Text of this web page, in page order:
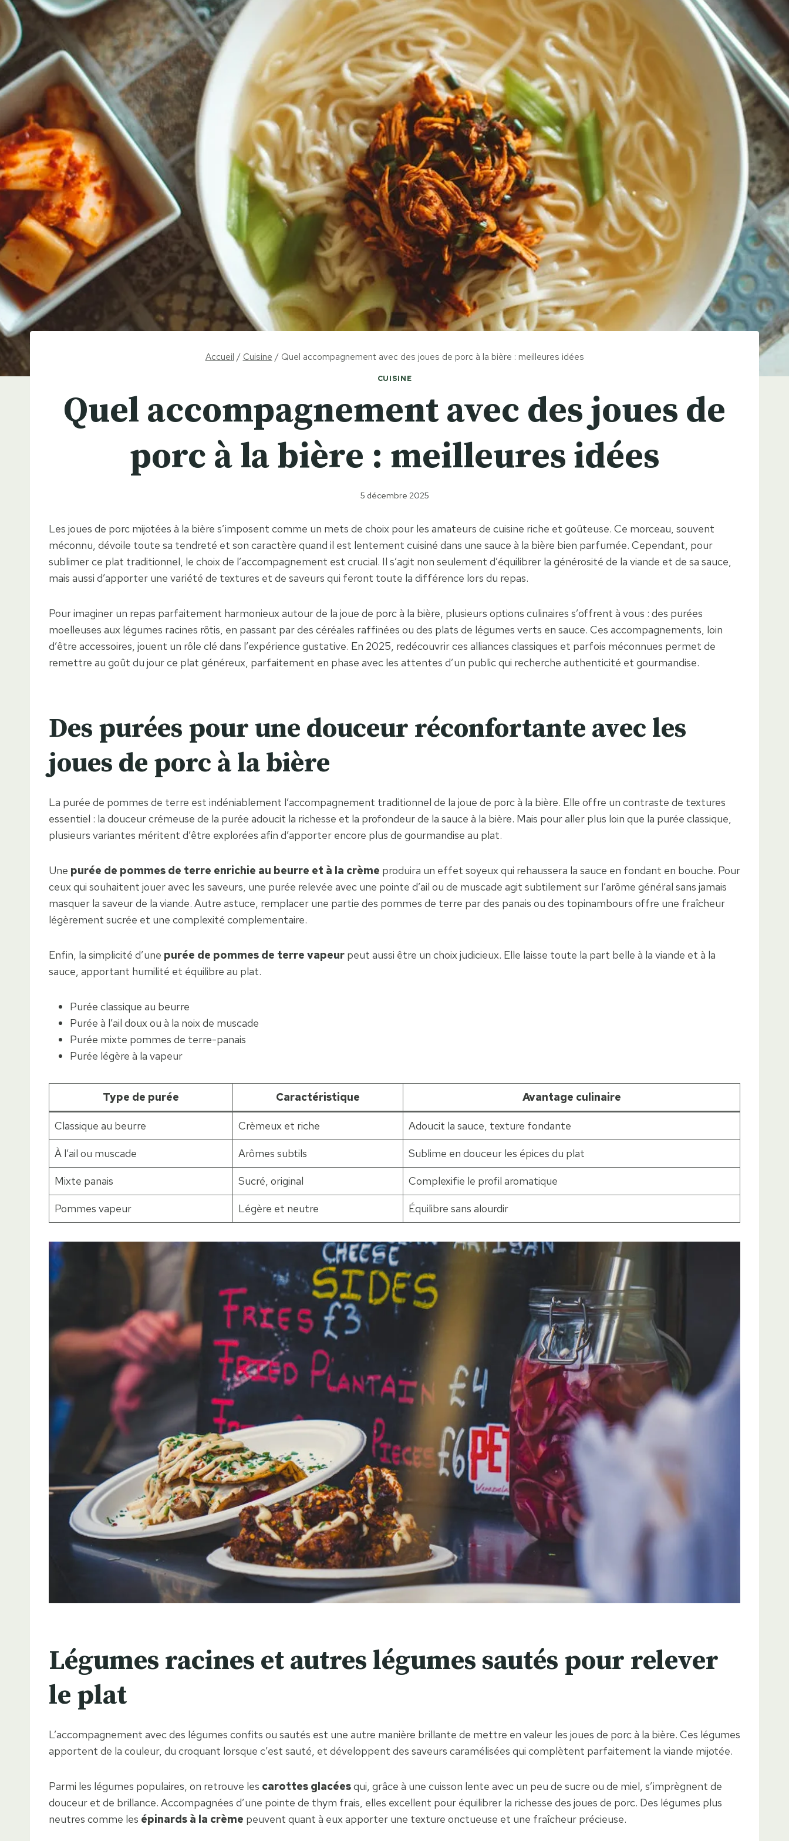
Accueil / Cuisine / Quel accompagnement avec des joues de porc à la bière : meilleures idées
CUISINE
Quel accompagnement avec des joues de
porc à la bière : meilleures idées
5 décembre 2025
Les joues de porc mijotées à la bière s’imposent comme un mets de choix pour les amateurs de cuisine riche et goûteuse. Ce morceau, souvent
méconnu, dévoile toute sa tendreté et son caractère quand il est lentement cuisiné dans une sauce à la bière bien parfumée. Cependant, pour
sublimer ce plat traditionnel, le choix de l’accompagnement est crucial. Il s’agit non seulement d’équilibrer la générosité de la viande et de sa sauce,
mais aussi d’apporter une variété de textures et de saveurs qui feront toute la différence lors du repas.
Pour imaginer un repas parfaitement harmonieux autour de la joue de porc à la bière, plusieurs options culinaires s’offrent à vous : des purées
moelleuses aux légumes racines rôtis, en passant par des céréales raffinées ou des plats de légumes verts en sauce. Ces accompagnements, loin
d’être accessoires, jouent un rôle clé dans l’expérience gustative. En 2025, redécouvrir ces alliances classiques et parfois méconnues permet de
remettre au goût du jour ce plat généreux, parfaitement en phase avec les attentes d’un public qui recherche authenticité et gourmandise.
Des purées pour une douceur réconfortante avec les
joues de porc à la bière
La purée de pommes de terre est indéniablement l’accompagnement traditionnel de la joue de porc à la bière. Elle offre un contraste de textures
essentiel : la douceur crémeuse de la purée adoucit la richesse et la profondeur de la sauce à la bière. Mais pour aller plus loin que la purée classique,
plusieurs variantes méritent d’être explorées afin d’apporter encore plus de gourmandise au plat.
Une purée de pommes de terre enrichie au beurre et à la crème produira un effet soyeux qui rehaussera la sauce en fondant en bouche. Pour
ceux qui souhaitent jouer avec les saveurs, une purée relevée avec une pointe d’ail ou de muscade agit subtilement sur l’arôme général sans jamais
masquer la saveur de la viande. Autre astuce, remplacer une partie des pommes de terre par des panais ou des topinambours offre une fraîcheur
légèrement sucrée et une complexité complementaire.
Enfin, la simplicité d’une purée de pommes de terre vapeur peut aussi être un choix judicieux. Elle laisse toute la part belle à la viande et à la
sauce, apportant humilité et équilibre au plat.
Purée classique au beurre
Purée à l’ail doux ou à la noix de muscade
Purée mixte pommes de terre-panais
Purée légère à la vapeur
Type de purée Caractéristique Avantage culinaire
Classique au beurre Crèmeux et riche Adoucit la sauce, texture fondante
À l’ail ou muscade Arômes subtils Sublime en douceur les épices du plat
Mixte panais Sucré, original Complexifie le profil aromatique
Pommes vapeur Légère et neutre Équilibre sans alourdir
Légumes racines et autres légumes sautés pour relever
le plat
L’accompagnement avec des légumes confits ou sautés est une autre manière brillante de mettre en valeur les joues de porc à la bière. Ces légumes
apportent de la couleur, du croquant lorsque c’est sauté, et développent des saveurs caramélisées qui complètent parfaitement la viande mijotée.
Parmi les légumes populaires, on retrouve les carottes glacéesqui, grâce à une cuisson lente avec un peu de sucre ou de miel, s’imprègnent de
douceur et de brillance. Accompagnées d’une pointe de thym frais, elles excellent pour équilibrer la richesse des joues de porc. Des légumes plus
neutres comme les épinards à la crème peuvent quant à eux apporter une texture onctueuse et une fraîcheur précieuse.